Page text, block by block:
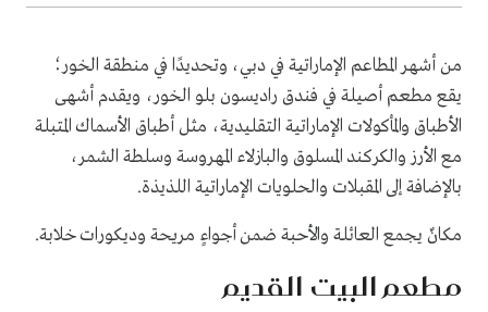
من أشهر المطاعم الإماراتية في دبي، وتحديدًا في منطقة الخور؛
يقع مطعم أصيلة في فندق راديسون بلو الخور، ويقدم أشهى
الأطباق والمأكولات الإماراتية التقليدية، مثل أطباق الأسماك المتبلة
مع الأرز والكركند المسلوق والبازلاء المهروسة وسلطة الشمر،
بالإضافة إلى المقبلات والحلويات الإماراتية اللذيذة.
مكانٌ يجمع العائلة والأحبة ضمن أجواءٍ مريحة وديكورات خلابة.
مطعم البيت القديم